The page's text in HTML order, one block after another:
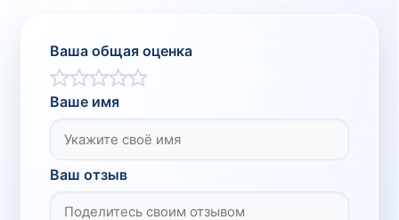
Ваша общая оценка
Ваше имя
Ваш отзыв